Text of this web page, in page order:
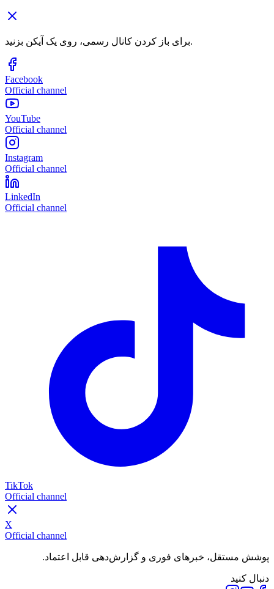
برای باز کردن کانال رسمی، روی یک آیکن بزنید.
Facebook
Official channel
YouTube
Official channel
Instagram
Official channel
LinkedIn
Official channel
TikTok
Official channel
X
Official channel
پوشش مستقل، خبرهای فوری و گزارش‌دهی قابل اعتماد.
دنبال کنید